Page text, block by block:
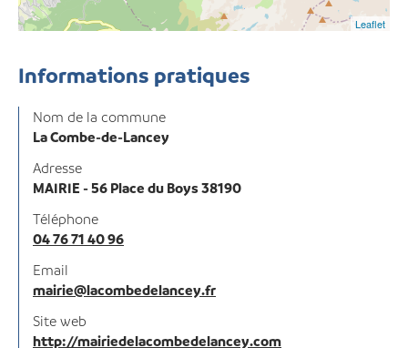
Leaflet
Informations pratiques
Nom de la commune
La Combe-de-Lancey
Adresse
MAIRIE - 56 Place du Boys 38190
Téléphone
04 76 71 40 96
Email
mairie@lacombedelancey.fr
Site web
http://mairiedelacombedelancey.com